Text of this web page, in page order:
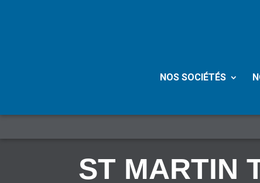
NOS SOCIÉTÉS
ST MARTIN